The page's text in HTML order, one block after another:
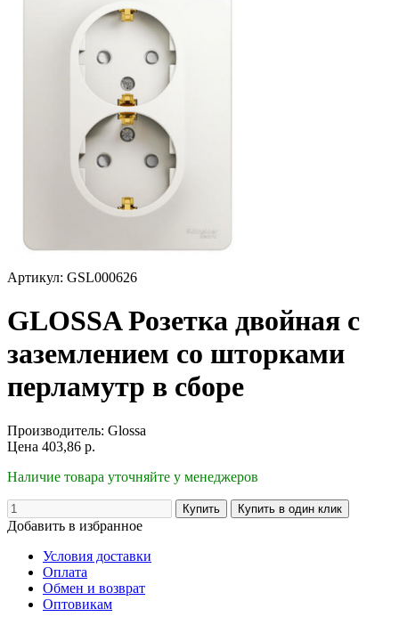
Артикул: GSL000626
GLOSSA Розетка двойная с
заземлением со шторками
перламутр в сборе
Производитель: Glossa
Цена 403,86 р.
Наличие товара уточняйте у менеджеров
Добавить в избранное
Условия доставки
Оплата
Обмен и возврат
Оптовикам